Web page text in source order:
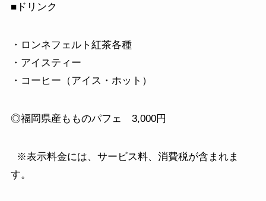
■ドリンク
・ロンネフェルト紅茶各種
・アイスティー
・コーヒー（アイス・ホット）
◎福岡県産もものパフェ 3,000円
※表示料金には、サービス料、消費税が含まれま
す。